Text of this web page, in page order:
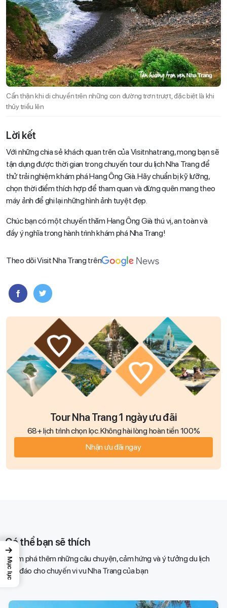
Cẩn thận khi di chuyển trên những con đường trơn trượt, đặc biệt là khi
thủy triều lên
Lời kết
Với những chia sẻ khách quan trên của Visitnhatrang, mong bạn sẽ
tận dụng được thời gian trong chuyến tour du lịch Nha Trang để
thử trải nghiệm khám phá Hang Ông Già. Hãy chuẩn bị kỹ lưỡng,
chọn thời điểm thích hợp để tham quan và đừng quên mang theo
máy ảnh để ghi lại những hình ảnh tuyệt đẹp.
Chúc bạn có một chuyến thăm Hang Ông Già thú vị, an toàn và
đầy ý nghĩa trong hành trình khám phá Nha Trang!
Theo dõi Visit Nha Trang trên
Tour Nha Trang 1 ngày ưu đãi
68+ lịch trình chọn lọc. Không hài lòng hoàn tiền 100%
Nhận ưu đãi ngay
Có thể bạn sẽ thích
Khám phá thêm những câu chuyện, cảm hứng và ý tưởng du lịch
độc đáo cho chuyến vi vu Nha Trang của bạn​
→
Mục lục